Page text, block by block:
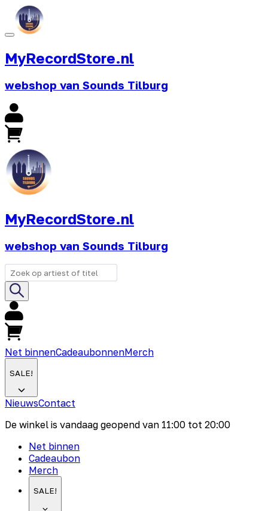
MyRecordStore.nl
webshop van Sounds Tilburg
MyRecordStore.nl
webshop van Sounds Tilburg
Net binnenCadeaubonnenMerch
SALE!
NieuwsContact
De winkel is vandaag geopend van 11:00 tot 20:00
Net binnen
Cadeaubon
Merch
SALE!